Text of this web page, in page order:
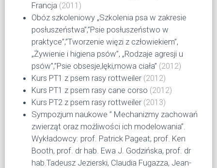
Francja (2011)
Obóz szkoleniowy „Szkolenia psa w zakresie
posłuszeństwa”,”Psie posłuszeństwo w
praktyce”,”Tworzenie więzi z człowiekiem”,
„Żywienie i higiena psów”, „Rodzaje agresji u
psów”,”Psie obsesje,lęki,mowa ciała” (2012)
Kurs PT1 z psem rasy rottweiler (2012)
Kurs PT1 z psem rasy cane corso (2012)
Kurs PT2 z psem rasy rottweiler (2013)
Sympozjum naukowe ” Mechanizmy zachowań
zwierząt oraz możliwości ich modelowania”.
Wykładowcy: prof. Patrick Pageat, prof. Ken
Booth, prof. dr hab. Ewa J. Godzińska, prof. dr
hab.Tadeusz Jezierski, Claudia Fugazza, Jean-